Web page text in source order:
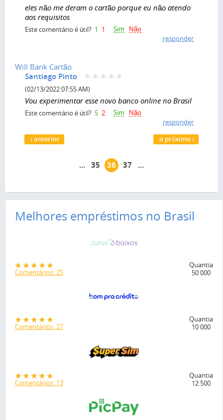
eles não me deram o cartão porque eu não atendo
aos requisitos
Este comentário é útil? 1 1 Sim
Não
responder
Will Bank Cartão
Santiago Pinto
(02/13/2022 07:55 AM)
Vou experimentar esse novo banco online no Brasil
Este comentário é útil? 5 2 Sim
Não
responder
Páginas
‹ anterior
… 35 36 37 …
o próximo ›
Melhores empréstimos no Brasil
Comentários: 25
Quantia
50 000
Comentários: 27
Quantia
10 000
Comentários: 13
Quantia
12 500